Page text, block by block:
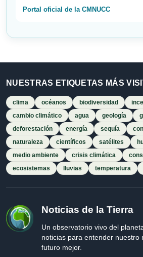
Portal oficial de la CMNUCC
NUESTRAS ETIQUETAS MÁS
clima océanos biodiversidad
cambio climático
agua geología
deforestación
energía sequía
naturaleza
científicos satélites
medio ambiente
crisis climática
ecosistemas
lluvias temperatura
Noticias de la Tierra
Un observatorio vivo del
noticias para entender nuestro
futuro mejor.